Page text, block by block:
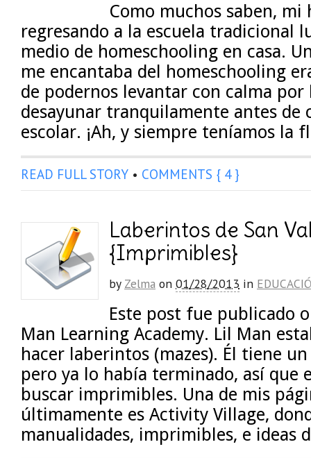
Como muchos saben, mi
regresando a la escuela tradicional
medio de homeschooling en casa.
me encantaba del homeschooling
de podernos levantar con calma por
desayunar tranquilamente antes de
escolar. ¡Ah, y siempre teníamos
READ FULL STORY • COMMENTS { 4 }
Laberintos de San
{Imprimibles}
by Zelma on 01/28/2013 in
Este post fue publicado
Man Learning Academy. Lil Man
hacer laberintos (mazes). Él tiene
pero ya lo había terminado, así que
buscar imprimibles. Una de mis
últimamente es Activity Village,
manualidades, imprimibles, e ideas